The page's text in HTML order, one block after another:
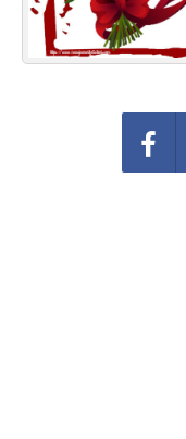
Felicitari animate
Invitatii personalizate